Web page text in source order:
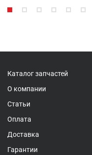
Каталог запчастей
О компании
Статьи
Оплата
Доставка
Гарантии